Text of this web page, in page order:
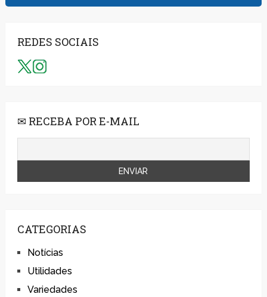
REDES SOCIAIS
✉ RECEBA POR E-MAIL
CATEGORIAS
Notícias
Utilidades
Variedades